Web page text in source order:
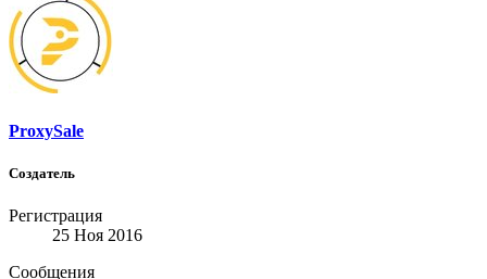
ProxySale
Создатель
Регистрация
25 Ноя 2016
Сообщения